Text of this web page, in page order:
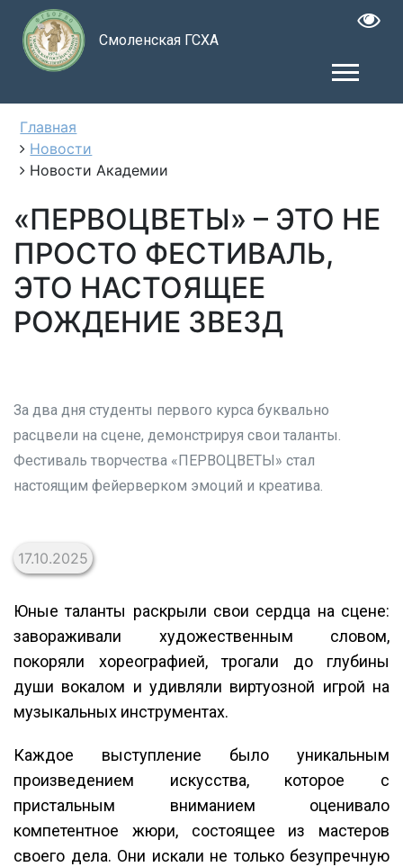
Смоленская ГСХА
Главная
Новости
Новости Академии
«ПЕРВОЦВЕТЫ» – ЭТО НЕ
ПРОСТО ФЕСТИВАЛЬ,
ЭТО НАСТОЯЩЕЕ
РОЖДЕНИЕ ЗВЕЗД
За два дня студенты первого курса буквально
расцвели на сцене, демонстрируя свои таланты.
Фестиваль творчества «ПЕРВОЦВЕТЫ» стал
настоящим фейерверком эмоций и креатива.
17.10.2025
Юные таланты раскрыли свои сердца на сцене:
завораживали художественным словом,
покоряли хореографией, трогали до глубины
души вокалом и удивляли виртуозной игрой на
музыкальных инструментах.
Каждое выступление было уникальным
произведением искусства, которое с
пристальным вниманием оценивало
компетентное жюри, состоящее из мастеров
своего дела. Они искали не только безупречную